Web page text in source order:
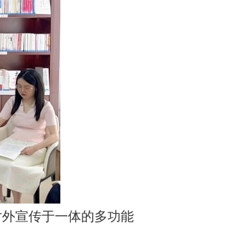
宣传于一体的多功能